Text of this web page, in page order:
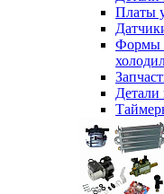
Платы
Формы
Детали